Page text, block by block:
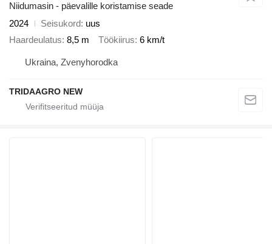
Niidumasin - päevalille koristamise seade
2024
Seisukord uus
Haardeulatus 8,5 m Töökiirus 6 km/t
Ukraina, Zvenyhorodka
TRIDAAGRO NEW